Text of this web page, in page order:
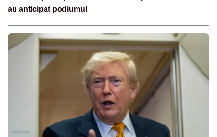
au anticipat podiumul